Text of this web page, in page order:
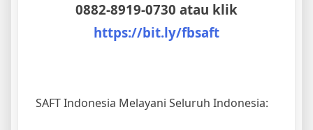
0882-8919-0730 atau klik
https://bit.ly/fbsaft
SAFT Indonesia Melayani Seluruh Indonesia: